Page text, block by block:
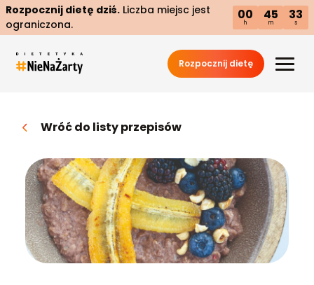
Rozpocznij dietę dziś. Liczba miejsc jest
ograniczona.
00
h
45
m
32
s
Rozpocznij dietę
Wróć do listy przepisów